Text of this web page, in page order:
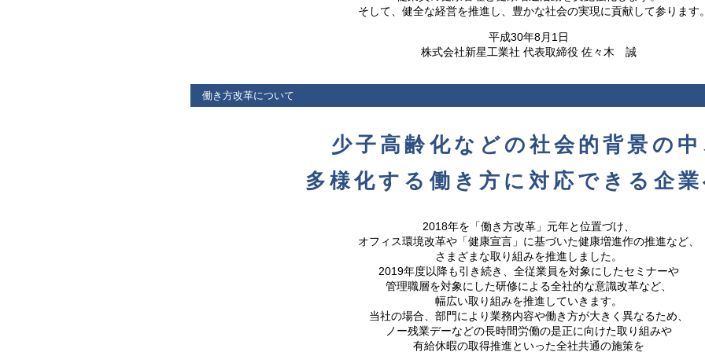
そして、健全な経営を推進し、豊かな社会の実現に貢献して参ります。
平成30年8月1日
株式会社新星工業社 代表取締役 佐々木 誠
働き方改革について
少子高齢化などの社会的背景の中
多様化する働き方に対応できる企業
2018年を「働き方改革」元年と位置づけ、
オフィス環境改革や「健康宣言」に基づいた健康増進作の推進など、
さまざまな取り組みを推進しました。
2019年度以降も引き続き、全従業員を対象にしたセミナーや
管理職層を対象にした研修による全社的な意識改革など、
幅広い取り組みを推進していきます。
当社の場合、部門により業務内容や働き方が大きく異なるため、
ノー残業デーなどの長時間労働の是正に向けた取り組みや
有給休暇の取得推進といった全社共通の施策を